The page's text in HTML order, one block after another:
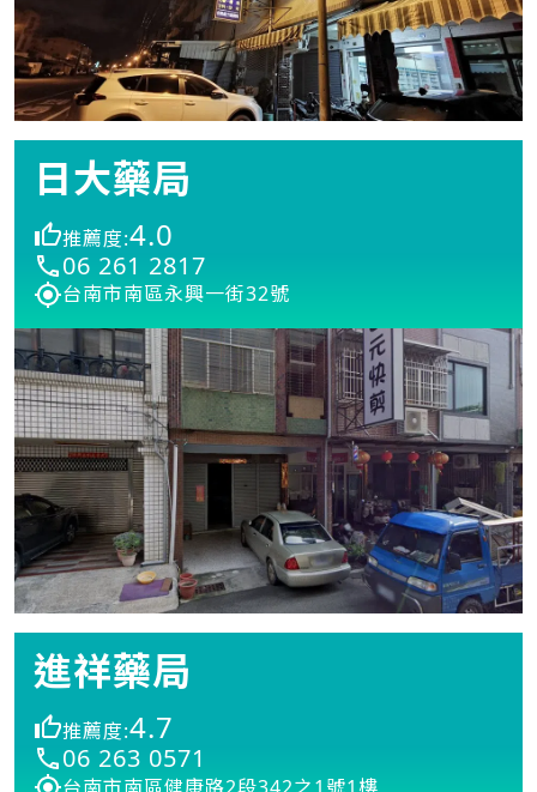
日大藥局
推薦度:4.0
06 261 2817
台南市南區永興一街32號
進祥藥局
推薦度:4.7
06 263 0571